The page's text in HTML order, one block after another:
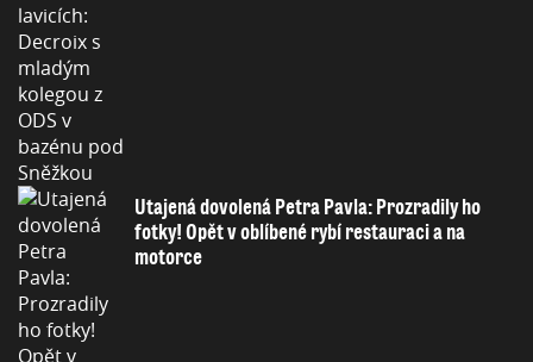
Utajená dovolená Petra Pavla: Prozradily ho
fotky! Opět v oblíbené rybí restauraci a na
motorce